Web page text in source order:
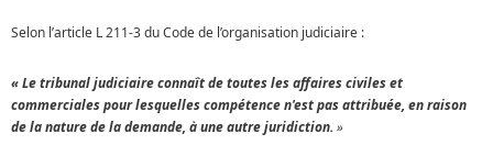
Selon l’article L 211-3 du Code de l’organisation judiciaire :
« Le tribunal judiciaire connaît de toutes les affaires civiles et
commerciales pour lesquelles compétence n'est pas attribuée, en raison
de la nature de la demande, à une autre juridiction. »